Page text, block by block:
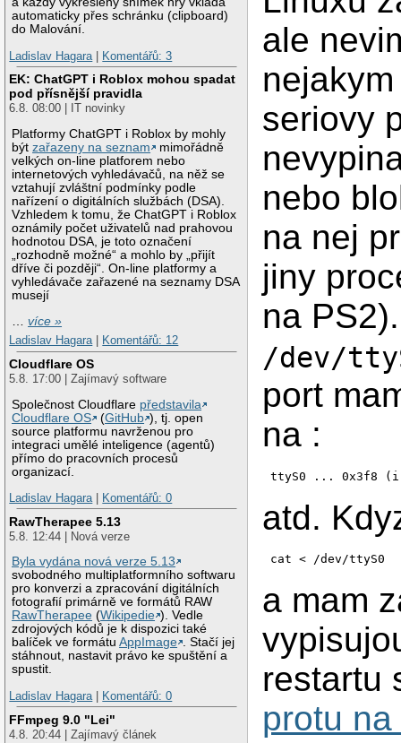
automaticky přes schránku (clipboard)
do Malování.
Ladislav Hagara
Komentářů: 3
EK: ChatGPT i Roblox mohou spadat
pod přísnější pravidla
6.8. 08:00 | IT novinky
Platformy ChatGPT i Roblox by mohly
býtzařazeny na seznam
mimořádně
velkých on-line platforem nebo
internetových vyhledávačů, na něž se
vztahují zvláštní podmínky podle
nařízení o digitálních službách (DSA).
Vzhledem k tomu, že ChatGPT i Roblox
oznámily počet uživatelů nad prahovou
hodnotou DSA, je toto označení
„rozhodně možné“ a mohlo by „přijít
dříve či později“. On-line platformy a
vyhledávače zařazené na seznamy DSA
musejí
…více »
Ladislav Hagara| Komentářů: 12
Cloudflare OS
5.8. 17:00 | Zajímavý software
Společnost Cloudflare představila
Cloudflare OS
(GitHub ), tj. open
source platformu navrženou pro
integraci umělé inteligence (agentů)
přímo do pracovních procesů
organizací.
Ladislav Hagara| Komentářů: 0
RawTherapee 5.13
5.8. 12:44 | Nová verze
Byla vydána nová verze 5.13
svobodného multiplatformního softwaru
pro konverzi a zpracování digitálních
fotografií primárně ve formátů RAW
RawTherapee (Wikipedie ). Vedle
zdrojových kódů je k dispozici také
balíček ve formátuAppImage . Stačí jej
stáhnout, nastavit právo ke spuštění a
spustit.
Ladislav Hagara| Komentářů: 0
FFmpeg 9.0 "Lei"
4.8. 20:44 | Zajímavý článek
ale
seriovy
nebo
na nej
jiny
na
/dev/
port
na :
ttyS0 ... 0x3f8
atd.
cat < /dev/ttyS0
a mam
restartu
protu